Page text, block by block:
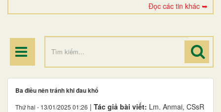
Đọc các tin khác ➥
ĐIỂM HÀNH HƯƠNG
Ba điều nên tránh khi đau khổ
Thứ hai - 13/01/2025 01:26 | Tác giả bài viết: Lm. Anmai, CSsR